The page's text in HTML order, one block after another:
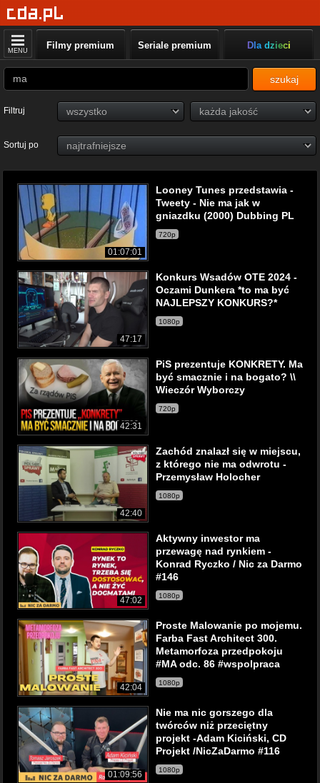
MENU Filmy premium Seriale premium Dla dzieci
szukaj
Filtruj
Sortuj po
01:07:01
Looney Tunes przedstawia -
Tweety - Nie ma jak w
gniazdku (2000) Dubbing PL
720p
47:17
Konkurs Wsadów OTE 2024 -
Oczami Dunkera *to ma być
NAJLEPSZY KONKURS?*
1080p
42:31
PiS prezentuje KONKRETY. Ma
być smacznie i na bogato? \\
Wieczór Wyborczy
720p
42:40
Zachód znalazł się w miejscu,
z którego nie ma odwrotu -
Przemysław Holocher
1080p
47:02
Aktywny inwestor ma
przewagę nad rynkiem -
Konrad Ryczko / Nic za Darmo
#146
1080p
42:04
Proste Malowanie po mojemu.
Farba Fast Architect 300.
Metamorfoza przedpokoju
#MA odc. 86 #wspolpraca
1080p
01:09:56
Nie ma nic gorszego dla
twórców niż przeciętny
projekt -Adam Kiciński, CD
Projekt /NicZaDarmo #116
1080p